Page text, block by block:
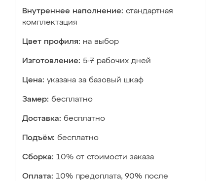
Внутреннее наполнение: стандартная
комплектация
Цвет профиля: на выбор
Изготовление: 5-7 рабочих дней
Цена: указана за базовый шкаф
Замер: бесплатно
Доставка: бесплатно
Подъём: бесплатно
Сборка: 10% от стоимости заказа
Оплата: 10% предоплата, 90% после